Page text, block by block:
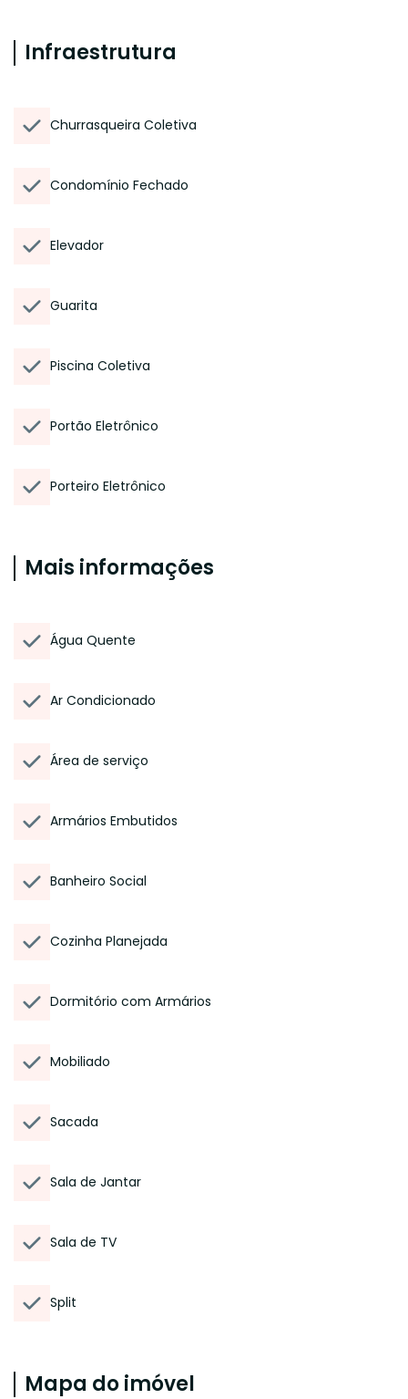
Infraestrutura
Churrasqueira Coletiva
Condomínio Fechado
Elevador
Guarita
Piscina Coletiva
Portão Eletrônico
Porteiro Eletrônico
Mais informações
Água Quente
Ar Condicionado
Área de serviço
Armários Embutidos
Banheiro Social
Cozinha Planejada
Dormitório com Armários
Mobiliado
Sacada
Sala de Jantar
Sala de TV
Split
Mapa do imóvel